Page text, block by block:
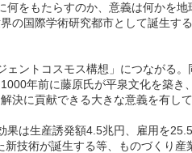
をもたらすのか、意義は何かを
国際学術研究都市として誕生す
ントコスモス構想」につながる
年前に藤原氏が平泉文化を築
に貢献できる大きな意義を有して
は生産誘発額4.5兆円、雇用を
技術が誕生する等、ものづくり